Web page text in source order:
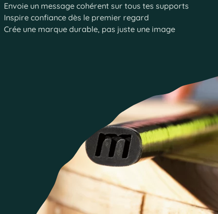
Envoie un message cohérent sur tous tes supports
Inspire confiance dès le premier regard
Crée une marque durable, pas juste une image